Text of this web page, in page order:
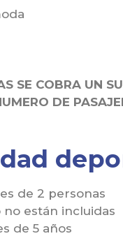
SE COBRA UN
DE
de 2 personas
están incluidas
de 5 años